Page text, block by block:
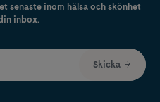
senaste inom hälsa och skönhet
inbox.
Skicka